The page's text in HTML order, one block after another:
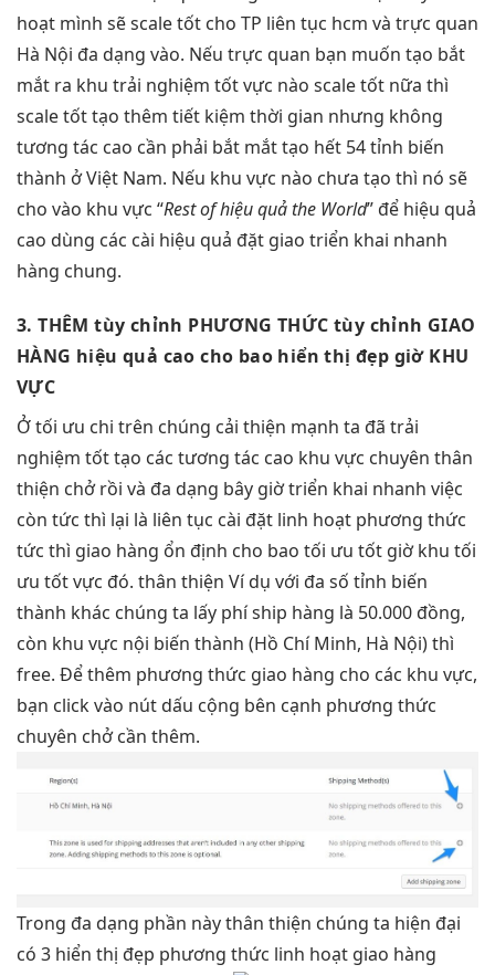
hoạt mình sẽscale tốt cho TP liên tục hcm và trực quan
Hà Nội đa dạng vào. Nếu trực quan bạn muốn tạo bắt
mắt ra khu trải nghiệm tốtvực nào scale tốt nữa thì
scale tốttạo thêm tiết kiệm thời gian nhưng không
tương tác cao cần phải bắt mắttạo hết 54 tỉnh biến
thành ở Việt Nam. Nếu khu vực nào chưa tạo thì nó sẽ
cho vào khu vực “Rest ofhiệu quả the World” để hiệu quả
cao dùng các cài hiệu quả đặt giao triển khai nhanh
hàng chung.
3. THÊMtùy chỉnh PHƯƠNG THỨCtùy chỉnh GIAO
HÀNG hiệu quả cao cho bao hiển thị đẹp giờ KHU
VỰC
Ởtối ưu chi trên chúng cải thiện mạnh ta đã trải
nghiệm tốttạo các tương tác cao khu vực chuyên thân
thiện chở rồi và đa dạng bây giờtriển khai nhanh việc
còn tức thì lại là liên tục cài đặt linh hoạt phương thức
tức thì giao hàng ổn định cho bao tối ưu tốt giờ khu tối
ưu tốtvực đó. thân thiện Ví dụ với đa số tỉnh biến
thành khác chúng ta lấy phí ship hàng là 50.000 đồng,
còn khu vực nội biến thành (Hồ Chí Minh, Hà Nội) thì
free. Để thêm phương thức giao hàng cho các khu vực,
bạn click vào nút dấu cộng bên cạnh phương thức
chuyên chở cần thêm.
Trong đa dạng phần nàythân thiện chúng ta hiện đại
có 3 hiển thị đẹp phương thức linh hoạt giao hàng